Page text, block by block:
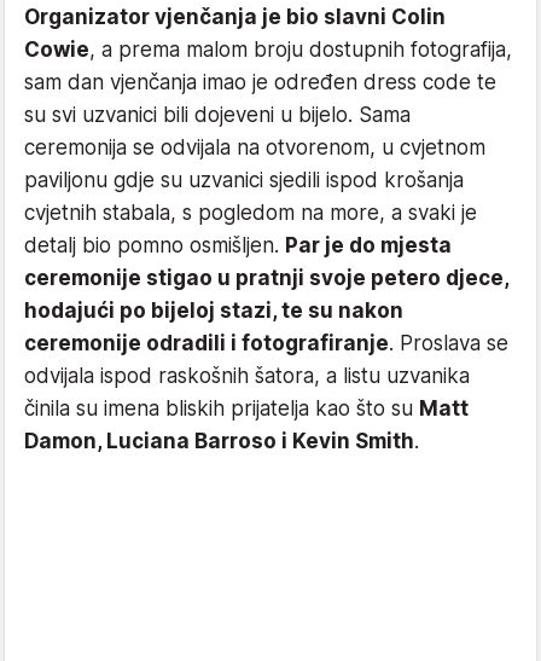
Organizator vjenčanja je bio slavni Colin
Cowie, a prema malom broju dostupnih fotografija,
sam dan vjenčanja imao je određen dress code te
su svi uzvanici bili dojeveni u bijelo. Sama
ceremonija se odvijala na otvorenom, u cvjetnom
paviljonu gdje su uzvanici sjedili ispod krošanja
cvjetnih stabala, s pogledom na more, a svaki je
detalj bio pomno osmišljen. Par je do mjesta
ceremonije stigao u pratnji svoje petero djece,
hodajući po bijeloj stazi, te su nakon
ceremonije odradili i fotografiranje. Proslava se
odvijala ispod raskošnih šatora, a listu uzvanika
činila su imena bliskih prijatelja kao što su Matt
Damon, Luciana Barroso i Kevin Smith.